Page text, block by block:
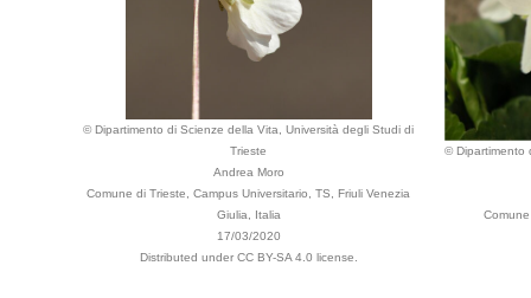
© Dipartimento di Scienze della Vita, Università degli Studi di
Trieste
Andrea Moro
Comune di Trieste, Campus Universitario, TS, Friuli Venezia
Giulia, Italia
17/03/2020
Distributed under CC BY-SA 4.0 license.
© Dipartimento